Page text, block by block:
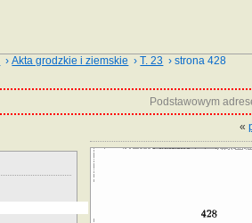
›Akta grodzkie i ziemskie ›T. 23 › strona 428
Podstawowym
«